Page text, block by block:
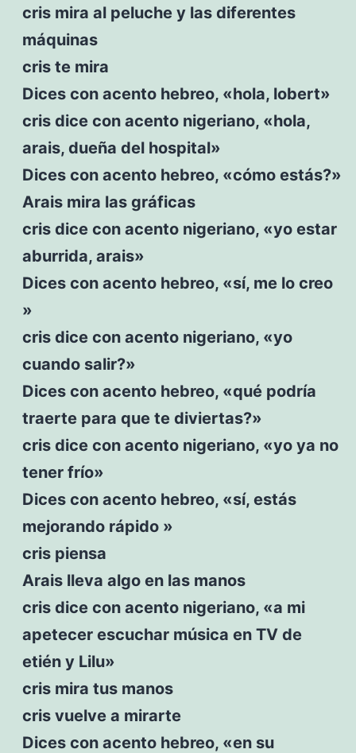
cris mira al peluche y las diferentes
máquinas
cris te mira
Dices con acento hebreo, «hola, lobert»
cris dice con acento nigeriano, «hola,
arais, dueña del hospital»
Dices con acento hebreo, «cómo estás?»
Arais mira las gráficas
cris dice con acento nigeriano, «yo estar
aburrida, arais»
Dices con acento hebreo, «sí, me lo creo
»
cris dice con acento nigeriano, «yo
cuando salir?»
Dices con acento hebreo, «qué podría
traerte para que te diviertas?»
cris dice con acento nigeriano, «yo ya no
tener frío»
Dices con acento hebreo, «sí, estás
mejorando rápido »
cris piensa
Arais lleva algo en las manos
cris dice con acento nigeriano, «a mi
apetecer escuchar música en TV de
etién y Lilu»
cris mira tus manos
cris vuelve a mirarte
Dices con acento hebreo, «en su